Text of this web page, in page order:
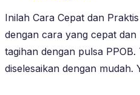
Inilah Cara Cepat dan
dengan cara yang cepat
tagihan dengan pulsa
diselesaikan dengan